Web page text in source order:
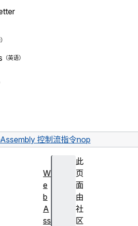
控制流指令nop
此
页
面
由
社
区
W
e
b
A
ss